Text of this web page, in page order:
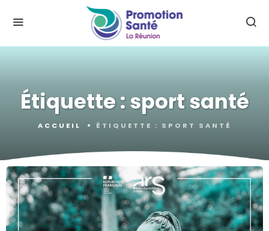
Étiquette :sport santé
ACCUEIL ÉTIQUETTE : SPORT SANTÉ